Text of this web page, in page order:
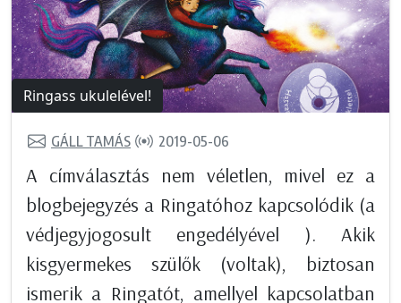
Ringass ukulelével!
GÁLL TAMÁS 2019-05-06
A címválasztás nem véletlen, mivel ez a
blogbejegyzés a Ringatóhoz kapcsolódik (a
védjegyjogosult engedélyével ). Akik
kisgyermekes szülők (voltak), biztosan
ismerik a Ringatót, amellyel kapcsolatban